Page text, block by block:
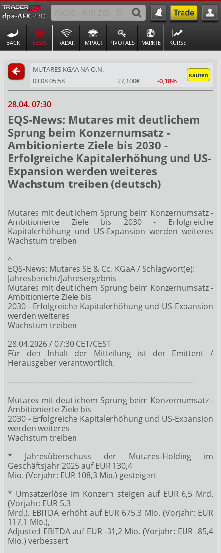
BACK NEWS RADAR IMPACT PIVOTALS MÄRKTE KURSE
MUTARES KGAA NA O.N.
Kaufen
08.08 05:58 27,100€ -0,18%
28.04. 07:30
EQS-News: Mutares mit deutlichem
Sprung beim Konzernumsatz -
Ambitionierte Ziele bis 2030 -
Erfolgreiche Kapitalerhöhung und US-
Expansion werden weiteres
Wachstum treiben (deutsch)
Mutares mit deutlichem Sprung beim Konzernumsatz -
Ambitionierte Ziele bis 2030 - Erfolgreiche
Kapitalerhöhung und US-Expansion werden weiteres
Wachstum treiben
^
EQS-News: Mutares SE & Co. KGaA / Schlagwort(e):
Jahresbericht/Jahresergebnis
Mutares mit deutlichem Sprung beim Konzernumsatz -
Ambitionierte Ziele bis
2030 - Erfolgreiche Kapitalerhöhung und US-Expansion
werden weiteres
Wachstum treiben
28.04.2026 / 07:30 CET/CEST
Für den Inhalt der Mitteilung ist der Emittent /
Herausgeber verantwortlich.
---------------------------------------------------------------------------
Mutares mit deutlichem Sprung beim Konzernumsatz -
Ambitionierte Ziele bis
2030 - Erfolgreiche Kapitalerhöhung und US-Expansion
werden weiteres
Wachstum treiben
* Jahresüberschuss der Mutares-Holding im
Geschäftsjahr 2025 auf EUR 130,4
Mio. (Vorjahr: EUR 108,3 Mio.) gesteigert
* Umsatzerlöse im Konzern steigen auf EUR 6,5 Mrd.
(Vorjahr: EUR 5,3
Mrd.), EBITDA erhöht auf EUR 675,3 Mio. (Vorjahr: EUR
117,1 Mio.),
Adjusted EBITDA auf EUR -31,2 Mio. (Vorjahr: EUR -85,4
Mio.) verbessert